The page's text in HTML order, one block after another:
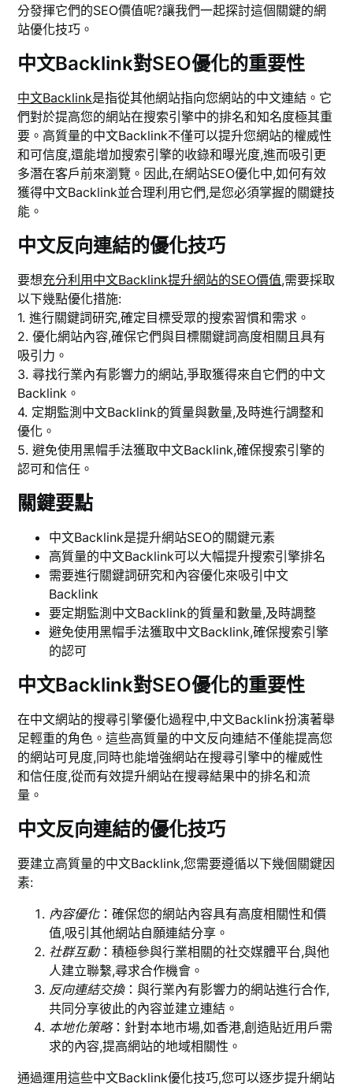
分發揮它們的SEO價值呢?讓我們一起探討這個關鍵的網
站優化技巧。
中文Backlink對SEO優化的重要性
中文Backlink是指從其他網站指向您網站的中文連結。它
們對於提高您的網站在搜索引擎中的排名和知名度極其重
要。高質量的中文Backlink不僅可以提升您網站的權威性
和可信度,還能增加搜索引擎的收錄和曝光度,進而吸引更
多潛在客戶前來瀏覽。因此,在網站SEO優化中,如何有效
獲得中文Backlink並合理利用它們,是您必須掌握的關鍵技
能。
中文反向連結的優化技巧
要想充分利用中文Backlink提升網站的SEO價值,需要採取
以下幾點優化措施:
1. 進行關鍵詞研究,確定目標受眾的搜索習慣和需求。
2. 優化網站內容,確保它們與目標關鍵詞高度相關且具有
吸引力。
3. 尋找行業內有影響力的網站,爭取獲得來自它們的中文
Backlink。
4. 定期監測中文Backlink的質量與數量,及時進行調整和
優化。
5. 避免使用黑帽手法獲取中文Backlink,確保搜索引擎的
認可和信任。
關鍵要點
中文Backlink是提升網站SEO的關鍵元素
高質量的中文Backlink可以大幅提升搜索引擎排名
需要進行關鍵詞研究和內容優化來吸引中文
Backlink
要定期監測中文Backlink的質量和數量,及時調整
避免使用黑帽手法獲取中文Backlink,確保搜索引擎
的認可
中文Backlink對SEO優化的重要性
在中文網站的搜尋引擎優化過程中,中文Backlink扮演著舉
足輕重的角色。這些高質量的中文反向連結不僅能提高您
的網站可見度,同時也能增強網站在搜尋引擎中的權威性
和信任度,從而有效提升網站在搜尋結果中的排名和流
量。
中文反向連結的優化技巧
要建立高質量的中文Backlink,您需要遵循以下幾個關鍵因
素:
內容優化：確保您的網站內容具有高度相關性和價
值,吸引其他網站自願連結分享。
社群互動：積極參與行業相關的社交媒體平台,與他
人建立聯繫,尋求合作機會。
反向連結交換：與行業內有影響力的網站進行合作,
共同分享彼此的內容並建立連結。
本地化策略：針對本地市場,如香港,創造貼近用戶需
求的內容,提高網站的地域相關性。
通過運用這些中文Backlink優化技巧,您可以逐步提升網站